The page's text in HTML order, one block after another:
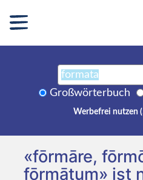
Großwörterbuch
Werbefrei nutzen
«fōrmāre,
fōrmātum» ist